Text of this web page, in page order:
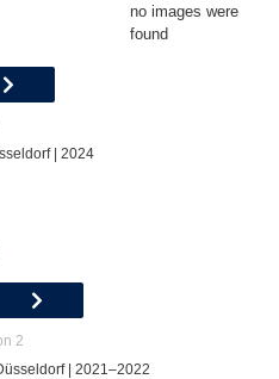
| 2024
2
| 2021–2022
no images were
found